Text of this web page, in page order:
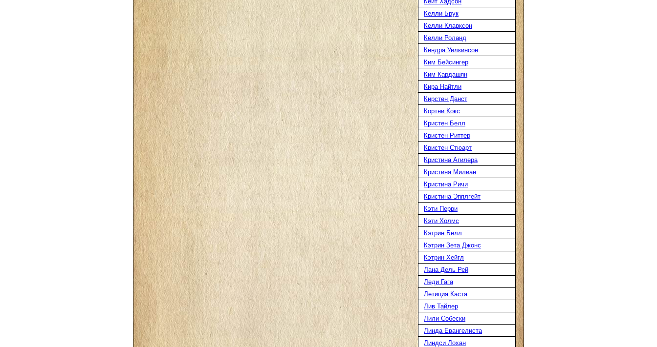
Келли Брук
Келли Кларксон
Келли Роланд
Кендра Уилкинсон
Ким Бейсингер
Ким Кардашян
Кира Найтли
Кирстен Данст
Кортни Кокс
Кристен Белл
Кристен Риттер
Кристен Стюарт
Кристина Агилера
Кристина Милиан
Кристина Ричи
Кристина Эпплгейт
Кэти Перри
Кэти Холмс
Кэтрин Белл
Кэтрин Зета Джонс
Кэтрин Хейгл
Лана Дель Рей
Леди Гага
Летиция Каста
Лив Тайлер
Лили Собески
Линда Евангелиста
Линдси Лохан